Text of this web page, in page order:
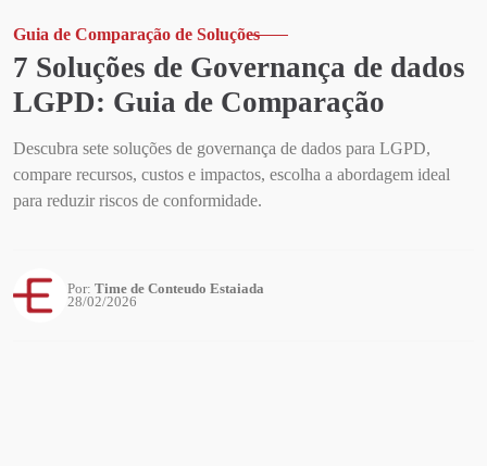
Guia de Comparação de Soluções
7 Soluções de Governança de dados
LGPD: Guia de Comparação
Descubra sete soluções de governança de dados para LGPD,
compare recursos, custos e impactos, escolha a abordagem ideal
para reduzir riscos de conformidade.
Por: Time de Conteudo Estaiada
28/02/2026